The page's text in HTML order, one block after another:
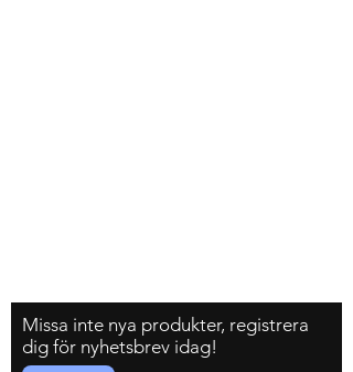
Missa inte nya produkter, registrera
dig för nyhetsbrev idag!